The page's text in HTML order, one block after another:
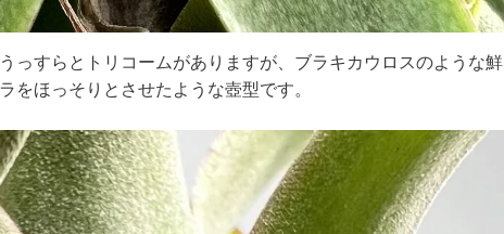
っすらとトリコームがありますが、ブラキカウロスのような鮮
をほっそりとさせたような壺型です。